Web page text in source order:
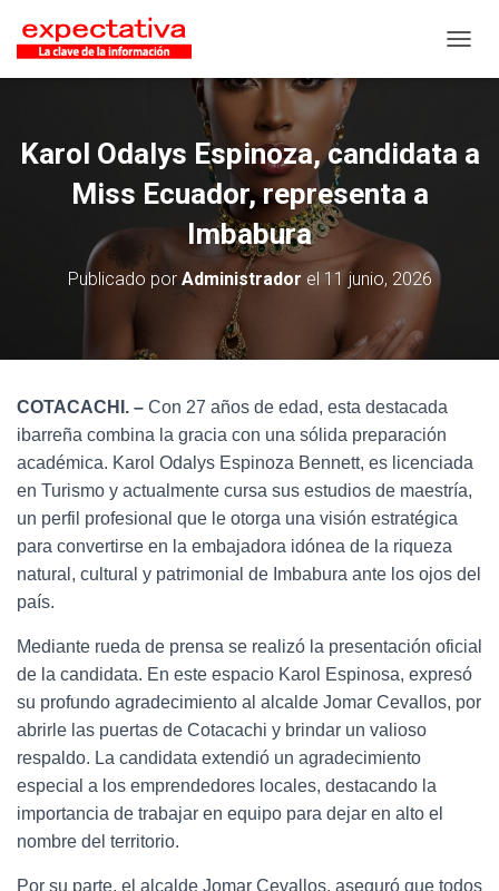
Karol Odalys Espinoza, candidata a
Miss Ecuador, representa a
Imbabura
Publicado por Administrador el 11 junio, 2026
COTACACHI . – Con 27 años de edad, esta destacada
ibarreña combina la gracia con una sólida preparación
académica. Karol Odalys Espinoza Bennett, es licenciada
en Turismo y actualmente cursa sus estudios de maestría,
un perfil profesional que le otorga una visión estratégica
para convertirse en la embajadora idónea de la riqueza
natural, cultural y patrimonial de Imbabura ante los ojos del
país.
Mediante rueda de prensa se realizó la presentación oficial
de la candidata. En este espacio Karol Espinosa, expresó
su profundo agradecimiento al alcalde Jomar Cevallos, por
abrirle las puertas de Cotacachi y brindar un valioso
respaldo. La candidata extendió un agradecimiento
especial a los emprendedores locales, destacando la
importancia de trabajar en equipo para dejar en alto el
nombre del territorio.
Por su parte, el alcalde Jomar Cevallos, aseguró que todos